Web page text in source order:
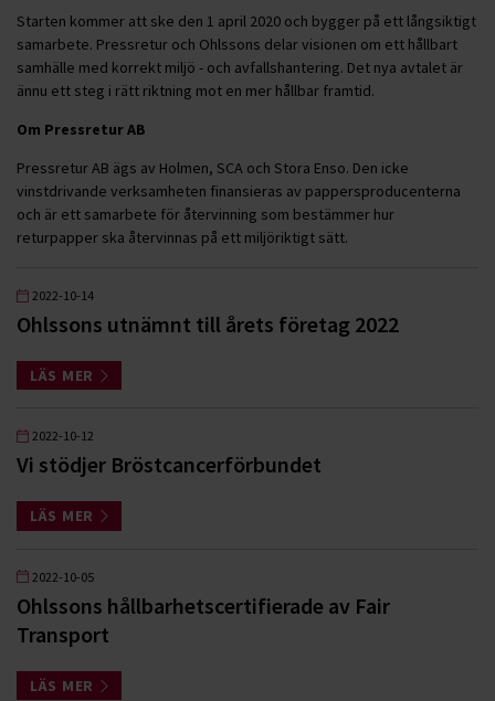
Starten kommer att ske den 1 april 2020 och bygger på ett långsiktigt
samarbete. Pressretur och Ohlssons delar visionen om ett hållbart
samhälle med korrekt miljö - och avfallshantering. Det nya avtalet är
ännu ett steg i rätt riktning mot en mer hållbar framtid.
Om Pressretur AB
Pressretur AB ägs av Holmen, SCA och Stora Enso. Den icke
vinstdrivande verksamheten finansieras av pappersproducenterna
och är ett samarbete för återvinning som bestämmer hur
returpapper ska återvinnas på ett miljöriktigt sätt.
2022-10-14
Ohlssons utnämnt till årets företag 2022
LÄS MER
2022-10-12
Vi stödjer Bröstcancerförbundet
LÄS MER
2022-10-05
Ohlssons hållbarhetscertifierade av Fair
Transport
LÄS MER